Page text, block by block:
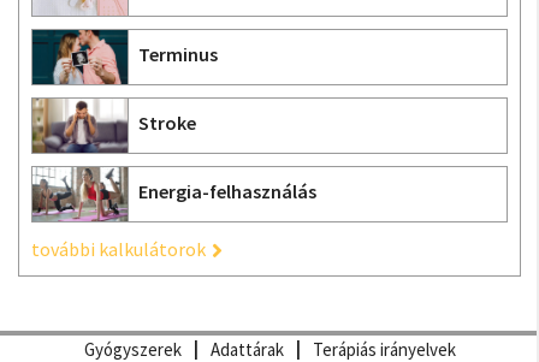
Terminus
Stroke
Energia-felhasználás
további kalkulátorok
Gyógyszerek Adattárak
Terápiás irányelvek